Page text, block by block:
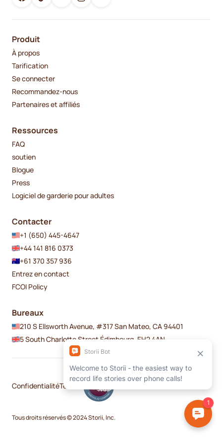
Produit
À propos
Tarification
Se connecter
Recommandez-nous
Partenaires et affiliés
Ressources
FAQ
soutien
Blogue
Press
Logiciel de garderie pour adultes
Contacter
+1 (650) 445-4647
+44 141 816 0373
+61 370 357 936
Entrez en contact
FCOI Policy
Bureaux
210 S Ellsworth Avenue, #317 San Mateo, CA 94401
5 South Charlotte Street Édimbourg, EH2 4AN
Tous droits réservés © 2024 Storii, Inc.
ConfidentialitéTermes